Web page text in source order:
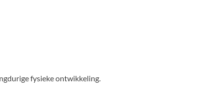
fysieke ontwikkeling.